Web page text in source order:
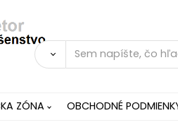
ZÓNA OBCHODNÉ